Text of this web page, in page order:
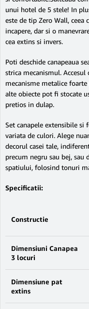
unui hotel de 5 stele! In
este de tip Zero Wall, ceea
incapere, dar si o
cea extins si invers.
Poti deschide canapeaua
strica mecanismul.
mecanisme metalice
alte obiecte pot fi stocate
pretios in dulap.
Set canapele extensibile
variata de culori. Alege
decorul casei tale,
precum negru sau bej, sau
spatiului, folosind tonuri
Specificatii:
Constructie
Dimensiuni Canapea
3 locuri
Dimensiune pat
extins